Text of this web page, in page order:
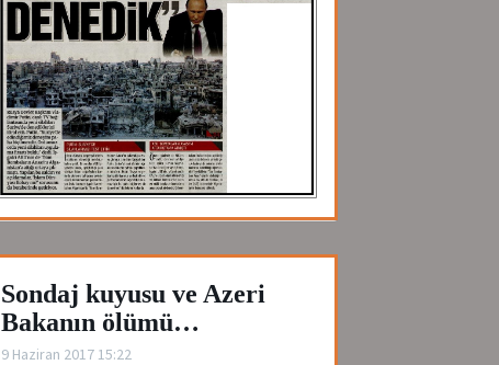
Sondaj kuyusu ve Azeri
Bakanın ölümü…
9 Haziran 2017 15:22